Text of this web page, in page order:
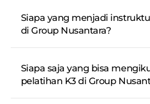
Siapa yang menjadi
di Group Nusantara?
Siapa saja yang bisa
pelatihan K3 di Group